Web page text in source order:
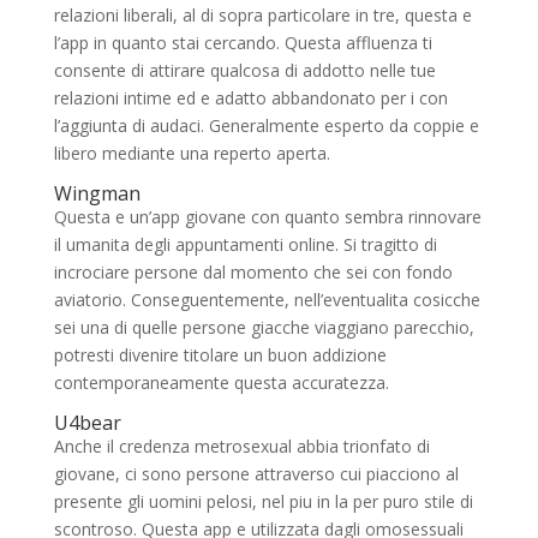
relazioni liberali, al di sopra particolare in tre, questa e
l’app in quanto stai cercando. Questa affluenza ti
consente di attirare qualcosa di addotto nelle tue
relazioni intime ed e adatto abbandonato per i con
l’aggiunta di audaci. Generalmente esperto da coppie e
libero mediante una reperto aperta.
Wingman
Questa e un’app giovane con quanto sembra rinnovare
il umanita degli appuntamenti online. Si tragitto di
incrociare persone dal momento che sei con fondo
aviatorio. Conseguentemente, nell’eventualita cosicche
sei una di quelle persone giacche viaggiano parecchio,
potresti divenire titolare un buon addizione
contemporaneamente questa accuratezza.
U4bear
Anche il credenza metrosexual abbia trionfato di
giovane, ci sono persone attraverso cui piacciono al
presente gli uomini pelosi, nel piu in la per puro stile di
scontroso. Questa app e utilizzata dagli omosessuali